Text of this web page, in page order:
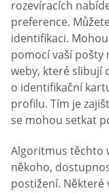
rozevíracích
preference.
identifikaci.
pomocí vaší pošty
weby, které slibují
o identifikační
profilu. Tím je
se mohou setkat
Algoritmus těchto
někoho,
postižení. Některé